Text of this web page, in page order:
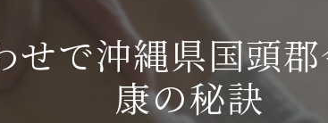
筋肉増強
疲労回復
せで沖縄県国頭
康の秘訣